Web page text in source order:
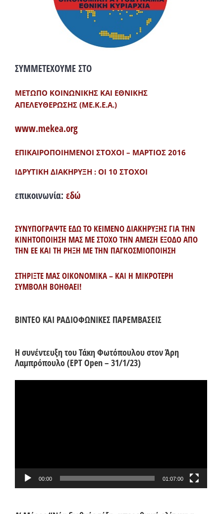
ΣΥΜΜΕΤΕΧΟΥΜΕ ΣΤΟ
ΜΕΤΩΠΟ ΚΟΙΝΩΝΙΚΗΣ ΚΑΙ ΕΘΝΙΚΗΣ
ΑΠΕΛΕΥΘΕΡΩΣΗΣ (ΜΕ.Κ.Ε.Α.)
www.mekea.org
ΕΠΙΚΑΙΡΟΠΟΙΗΜΕΝΟΙ ΣΤΟΧΟΙ – ΜΑΡΤΙΟΣ 2016
ΙΔΡΥΤΙΚΗ ΔΙΑΚΗΡΥΞΗ : ΟΙ 10 ΣΤΟΧΟΙ
επικοινωνία: εδώ
ΣΥΝΥΠΟΓΡΑΨΤΕ ΕΔΩ ΤΟ ΚΕΙΜΕΝΟ ΔΙΑΚΗΡΥΞΗΣ ΓΙΑ ΤΗΝ
ΚΙΝΗΤΟΠΟΙΗΣΗ ΜΑΣ ΜΕ ΣΤΟΧΟ ΤΗΝ ΑΜΕΣΗ ΕΞΟΔΟ ΑΠΟ
ΤΗΝ ΕΕ ΚΑΙ ΤΗ ΡΗΞΗ ΜΕ ΤΗΝ ΠΑΓΚΟΣΜΙΟΠΟΙΗΣΗ
ΣΤΗΡΙΞΤΕ ΜΑΣ ΟΙΚΟΝΟΜΙΚΑ – ΚΑΙ Η ΜΙΚΡΟΤΕΡΗ
ΣΥΜΒΟΛΗ ΒΟΗΘΑΕΙ!
ΒΙΝΤΕΟ ΚΑΙ ΡΑΔΙΟΦΩΝΙΚΕΣ ΠΑΡΕΜΒΑΣΕΙΣ
Η συνέντευξη του Τάκη Φωτόπουλου στον Άρη
Λαμπρόπουλο (ΕΡΤ Open – 31/1/23)
00:00 01:07:00